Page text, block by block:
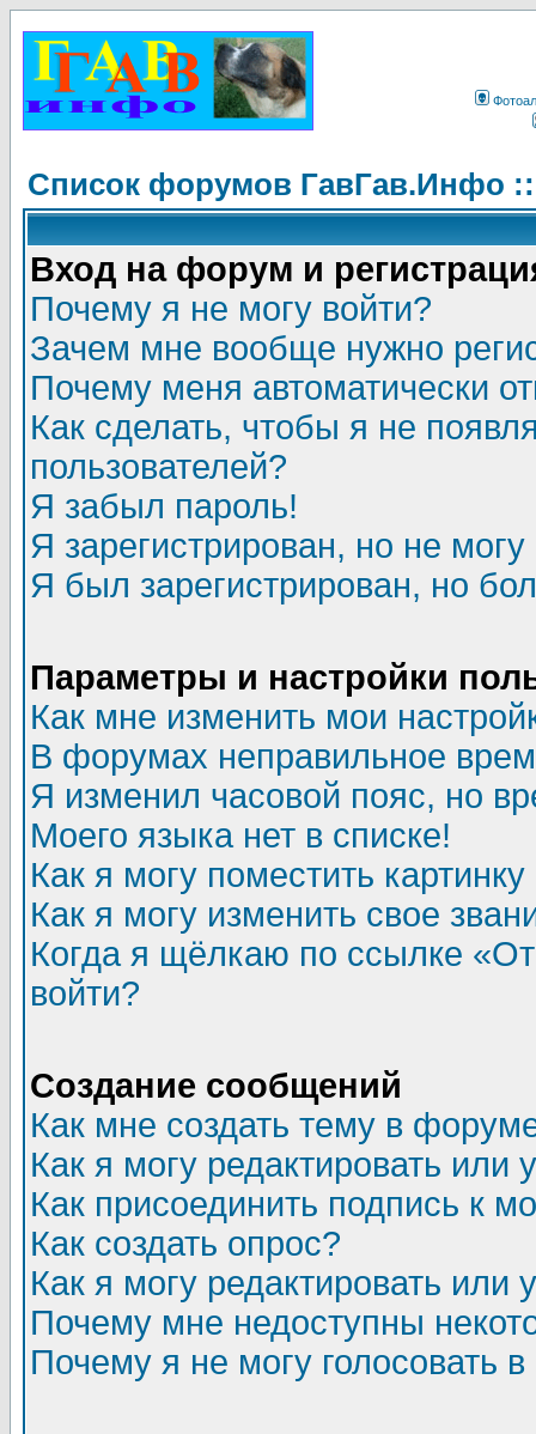
Список форумов ГавГав.Инфо
Вход на форум и
Почему я не могу войти?
Зачем мне вообще нужно
Почему меня автоматически
Как сделать, чтобы я не
пользователей?
Я забыл пароль!
Я зарегистрирован, но не могу
Я был зарегистрирован, но
Параметры и настройки
Как мне изменить мои
В форумах неправильное
Я изменил часовой пояс, но
Моего языка нет в списке!
Как я могу поместить
Как я могу изменить свое
Когда я щёлкаю по ссылке
войти?
Создание сообщений
Как мне создать тему в
Как я могу редактировать или
Как присоединить подпись к
Как создать опрос?
Как я могу редактировать или
Почему мне недоступны
Почему я не могу голосовать